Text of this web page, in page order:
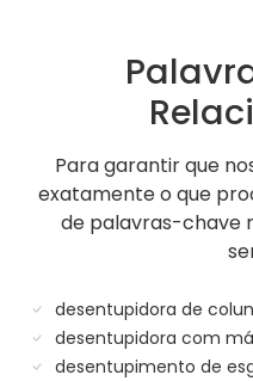
Para garantir que
exatamente o que
de palavras-chave
desentupidora de
desentupidora com
desentupimento de